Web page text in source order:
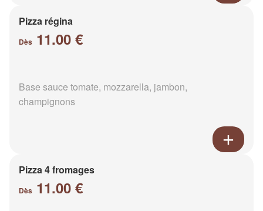
Pizza régina
Dès 11.00 €
Base sauce tomate, mozzarella, jambon,
champignons
Pizza 4 fromages
Dès 11.00 €